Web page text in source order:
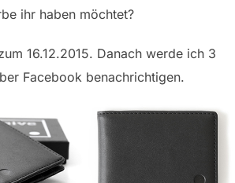
ihr haben möchtet?
16.12.2015. Danach werde ich 3
Facebook benachrichtigen.